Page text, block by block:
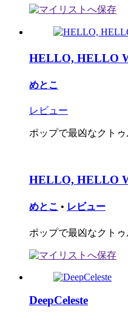
HELLO, HELLO
めとこ
レビュー
ポップで最凶なクト
HELLO, HELLO
めとこ • レビュー
ポップで最凶なクト
DeepCeleste